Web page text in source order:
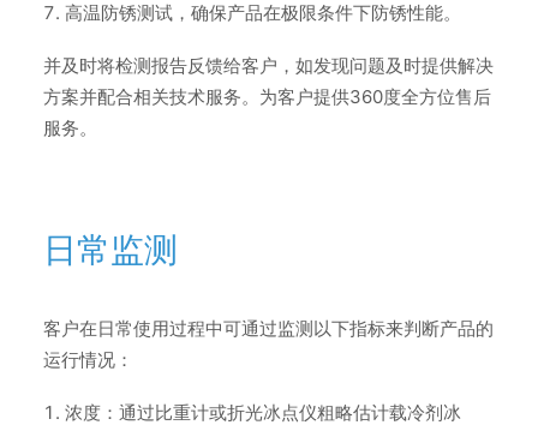
高温防锈测试，确保产品在极限条件下防锈性能。
并及时将检测报告反馈给客户，如发现问题及时提供解决
方案并配合相关技术服务。为客户提供360度全方位售后
服务。
日常监测
客户在日常使用过程中可通过监测以下指标来判断产品的
运行情况：
浓度：通过比重计或折光冰点仪粗略估计载冷剂冰